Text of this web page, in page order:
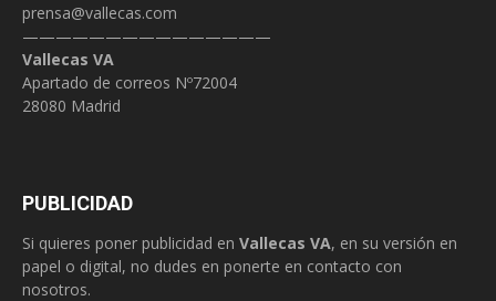
prensa@vallecas.com
———————————————
Vallecas VA
Apartado de correos Nº72004
28080 Madrid
PUBLICIDAD
Si quieres poner publicidad en Vallecas VA, en su versión en
papel o digital, no dudes en ponerte en contacto con
nosotros.